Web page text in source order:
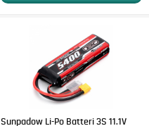
Sunpadow Li-Po Batteri 3S 11.1V